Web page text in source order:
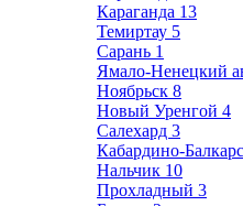
Караганда 13
Темиртау 5
Сарань 1
Ямало-Ненецкий
Ноябрьск 8
Новый Уренгой 4
Салехард 3
Кабардино-
Нальчик 10
Прохладный 3